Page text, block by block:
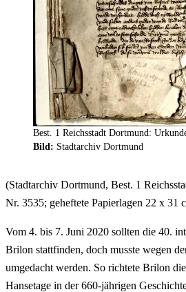
Best. 1 Reichsstadt Dortmund:
Bild: Stadtarchiv Dortmund
(Stadtarchiv Dortmund, Best. 1
Nr. 3535; geheftete Papierlagen 22 x 31
Vom 4. bis 7. Juni 2020 sollten die 40.
Brilon stattfinden, doch musste wegen
umgedacht werden. So richtete Brilon
Hansetage in der 660-jährigen